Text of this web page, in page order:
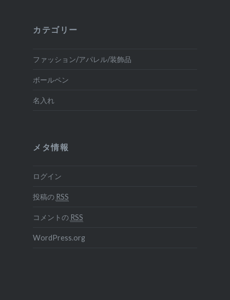
カテゴリー
ファッション/アパレル/装飾品
ボールペン
名入れ
メタ情報
ログイン
投稿の RSS
コメントの RSS
WordPress.org